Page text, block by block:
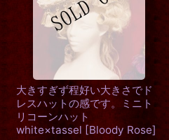
大きすぎず程好い大きさでド
レスハットの感です。ミニト
リコーンハット
white×tassel [Bloody Rose]